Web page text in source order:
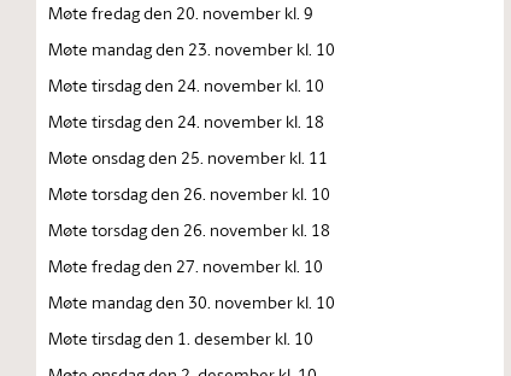
Møte fredag den 20. november kl. 9
Møte mandag den 23. november kl. 10
Møte tirsdag den 24. november kl. 10
Møte tirsdag den 24. november kl. 18
Møte onsdag den 25. november kl. 11
Møte torsdag den 26. november kl. 10
Møte torsdag den 26. november kl. 18
Møte fredag den 27. november kl. 10
Møte mandag den 30. november kl. 10
Møte tirsdag den 1. desember kl. 10